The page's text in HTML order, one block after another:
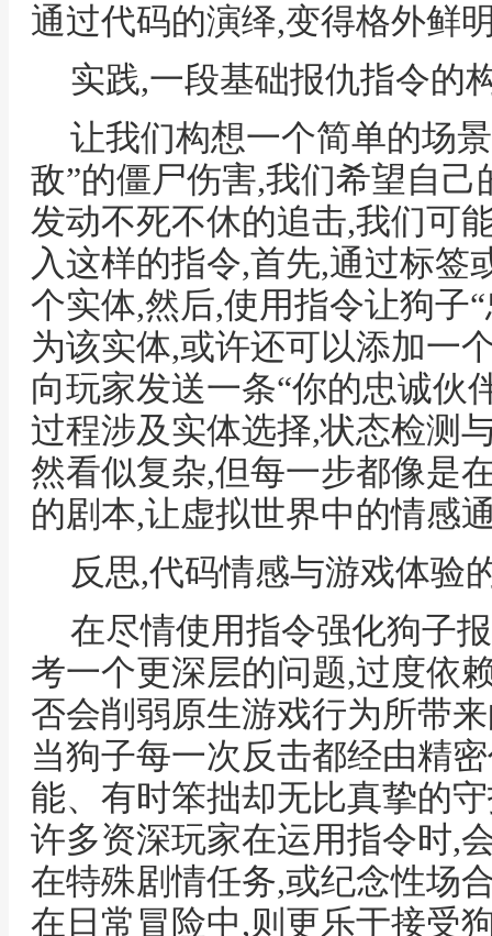
通过代码的演绎,变得格外鲜
实践,一段基础报仇指令的
让我们构想一个简单的场
敌”的僵尸伤害,我们希望自己
发动不死不休的追击,我们可
入这样的指令,首先,通过标签
个实体,然后,使用指令让狗子
为该实体,或许还可以添加一
向玩家发送一条“你的忠诚伙
过程涉及实体选择,状态检测
然看似复杂,但每一步都像是
的剧本,让虚拟世界中的情感
反思,代码情感与游戏体验
在尽情使用指令强化狗子
考一个更深层的问题,过度依
否会削弱原生游戏行为所带
当狗子每一次反击都经由精
能、有时笨拙却无比真挚的
许多资深玩家在运用指令时,
在特殊剧情任务,或纪念性场
在日常冒险中,则更乐于接受